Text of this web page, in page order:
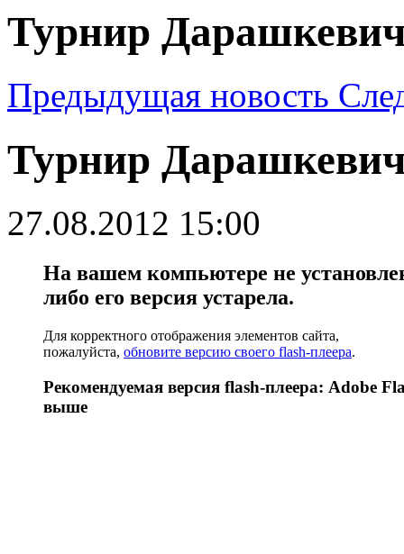
Турнир
Предыдущая новость
Турнир
27.08.2012 15:00
На вашем компьютере не
либо его версия устарела.
Для корректного отображения элементов сайта,
пожалуйста, обновите версию своего flash-плеера.
Рекомендуемая версия flash-плеера: Adobe
выше